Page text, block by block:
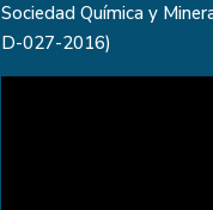
Sociedad Química y
D-027-2016)